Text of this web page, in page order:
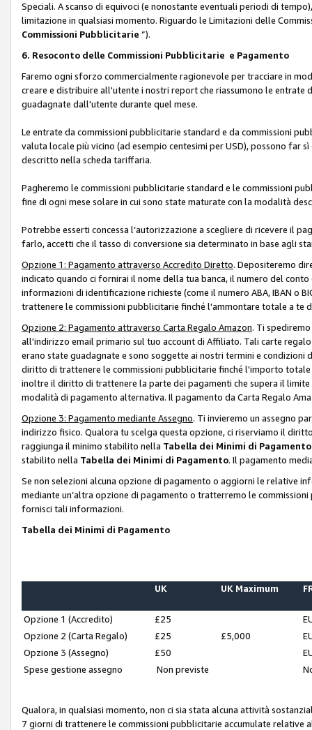
Speciali. A scanso di equivoci (e nonostante eventuali periodi di
limitazione in qualsiasi momento. Riguardo le Limitazioni delle
Commissioni Pubblicitarie ”).
6. Resoconto delle Commissioni Pubblicitarie e Pagamento
Faremo ogni sforzo commercialmente ragionevole per tracciare in
creare e distribuire all'utente i nostri report che riassumono le
guadagnate dall'utente durante quel mese.
Le entrate da commissioni pubblicitarie standard e da commissioni
valuta locale più vicino (ad esempio centesimi per USD), possono far
descritto nella scheda tariffaria.
Pagheremo le commissioni pubblicitarie standard e le commissioni
fine di ogni mese solare in cui sono state maturate con la modalità
Potrebbe esserti concessa l’autorizzazione a scegliere di ricevere il
farlo, accetti che il tasso di conversione sia determinato in base agli
Opzione 1: Pagamento attraverso Accredito Diretto. Depositeremo
indicato quando ci fornirai il nome della tua banca, il numero del
informazioni di identificazione richieste (come il numero ABA, IBAN o
trattenere le commissioni pubblicitarie finché l'ammontare totale a
Opzione 2: Pagamento attraverso Carta Regalo Amazon. Ti
all'indirizzo email primario sul tuo account di Affiliato. Tali carte
erano state guadagnate e sono soggette ai nostri termini e
diritto di trattenere le commissioni pubblicitarie finché l'importo
inoltre il diritto di trattenere la parte dei pagamenti che supera il
modalità di pagamento alternativa. Il pagamento da Carta Regalo
Opzione 3: Pagamento mediante Assegno. Ti invieremo un assegno
indirizzo fisico. Qualora tu scelga questa opzione, ci riserviamo il
raggiunga il minimo stabilito nella Tabella dei Minimi di Pagamento
stabilito nella Tabella dei Minimi di Pagamento. Il pagamento
Se non selezioni alcuna opzione di pagamento o aggiorni le relative
mediante un’altra opzione di pagamento o tratterremo le
fornisci tali informazioni.
Tabella dei Minimi di Pagamento
UK UK Maximum
Opzione 1 (Accredito) £25
Opzione 2 (Carta Regalo)
£25 £5,000
Opzione 3 (Assegno)
£50
Spese gestione assegno
Non previste
Qualora, in qualsiasi momento, non ci sia stata alcuna attività
7 giorni di trattenere le commissioni pubblicitarie accumulate